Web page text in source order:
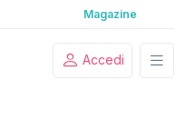
Magazine
Accedi